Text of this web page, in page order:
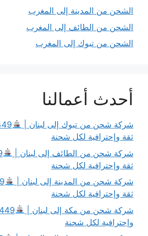
الشحن من المدينة إلى المغرب
الشحن من الطائف إلى المغرب
الشحن من تبوك إلى المغرب
أحدث أعمالنا
شركة شحن من تبوك إلى لبنان |
ثقة وإحترافية لكل شحنة
شركة شحن من الطائف إلى لبنان |
ثقة وإحترافية لكل شحنة
شركة شحن من المدينة إلى لبنان |
ثقة وإحترافية لكل شحنة
شركة شحن من مكة إلى لبنان |
وإحترافية لكل شحنة